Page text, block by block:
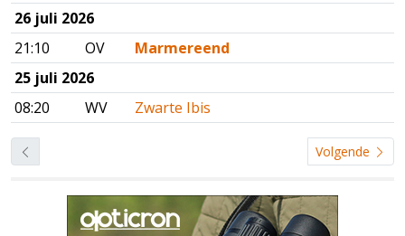
26 juli 2026
21:10
OV
Marmereend
25 juli 2026
08:20
WV Zwarte Ibis
Volgende